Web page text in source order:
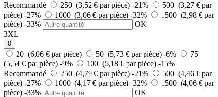
Recommandé
250 (3,52 € par pièce) -21%
500 (3,27 € par
pièce) -27% 1000 (3,06 € par pièce) -32%
1500 (2,98 € par
pièce) -33%
OK
3XL
0
20 (6,06 € par pièce) 50 (5,73 € par pièce) -6%
75
(5,54 € par pièce) -9% 100 (5,18 € par pièce) -15%
Recommandé
250 (4,79 € par pièce) -21%
500 (4,46 € par
pièce) -27% 1000 (4,17 € par pièce) -32%
1500 (4,06 € par
pièce) -33%
OK